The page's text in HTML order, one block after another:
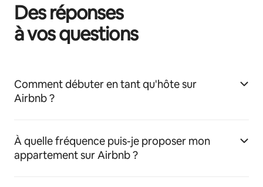
Des réponses
à vos questions
Comment débuter en tant qu'hôte sur
Airbnb ?
À quelle fréquence puis-je proposer mon
appartement sur Airbnb ?